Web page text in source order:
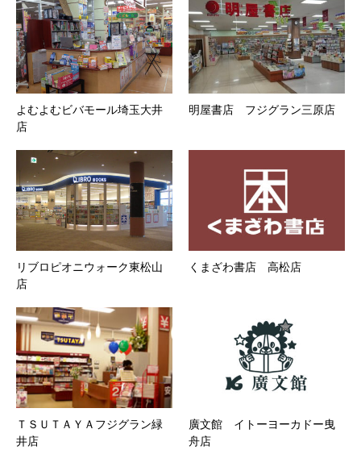
よむよむビバモール埼玉大井
店
明屋書店 フジグラン三原店
リブロピオニウォーク東松山
店
くまざわ書店 高松店
ＴＳＵＴＡＹＡフジグラン緑
井店
廣文館 イトーヨーカドー曳
舟店